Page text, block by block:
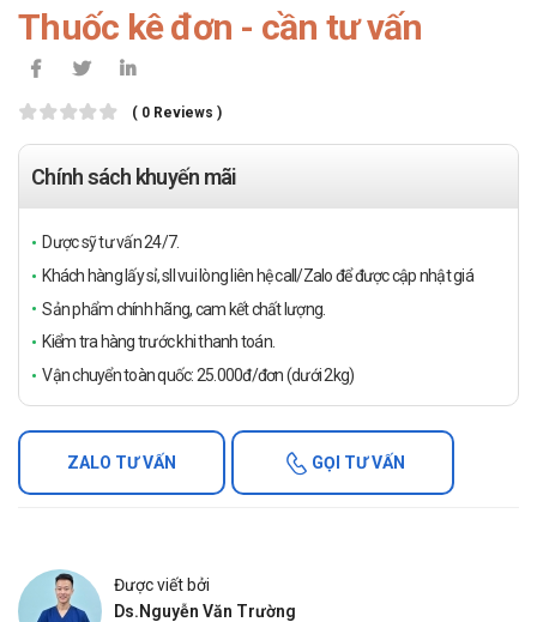
Thuốc kê đơn - cần tư vấn
( 0 Reviews )
Chính sách khuyến mãi
Dược sỹ tư vấn 24/7.
Khách hàng lấy sỉ, sll vui lòng liên hệ call/Zalo để được cập nhật giá
Sản phẩm chính hãng, cam kết chất lượng.
Kiểm tra hàng trước khi thanh toán.
Vận chuyển toàn quốc: 25.000đ/đơn (dưới 2kg)
ZALO TƯ VẤN GỌI TƯ VẤN
Được viết bởi
Ds.Nguyễn Văn Trường